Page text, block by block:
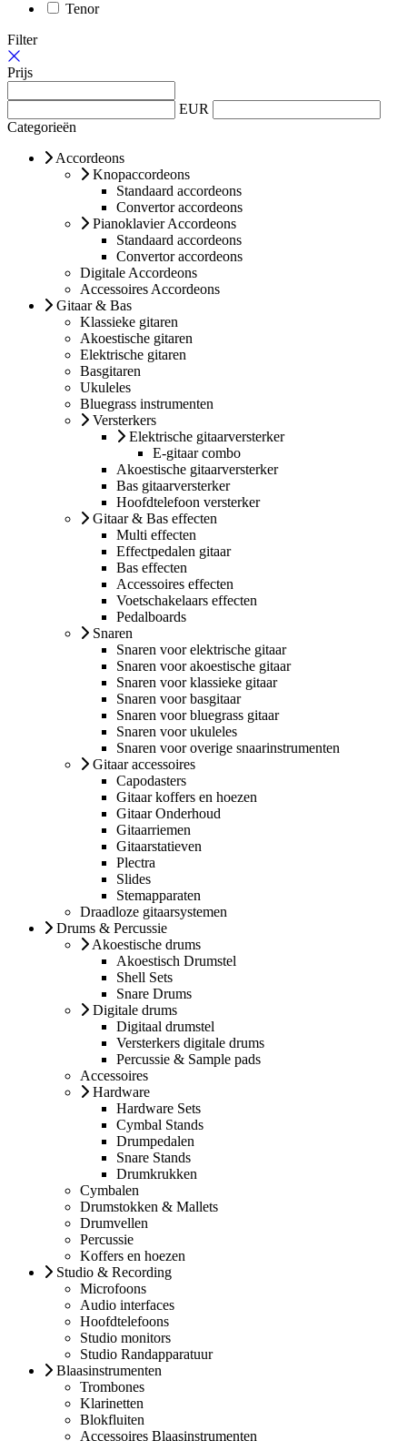
Tenor
Filter
Prijs
EUR
Categorieën
Accordeons
Knopaccordeons
Standaard accordeons
Convertor accordeons
Pianoklavier Accordeons
Standaard accordeons
Convertor accordeons
Digitale Accordeons
Accessoires Accordeons
Gitaar & Bas
Klassieke gitaren
Akoestische gitaren
Elektrische gitaren
Basgitaren
Ukuleles
Bluegrass instrumenten
Versterkers
Elektrische gitaarversterker
E-gitaar combo
Akoestische gitaarversterker
Bas gitaarversterker
Hoofdtelefoon versterker
Gitaar & Bas effecten
Multi effecten
Effectpedalen gitaar
Bas effecten
Accessoires effecten
Voetschakelaars effecten
Pedalboards
Snaren
Snaren voor elektrische gitaar
Snaren voor akoestische gitaar
Snaren voor klassieke gitaar
Snaren voor basgitaar
Snaren voor bluegrass gitaar
Snaren voor ukuleles
Snaren voor overige snaarinstrumenten
Gitaar accessoires
Capodasters
Gitaar koffers en hoezen
Gitaar Onderhoud
Gitaarriemen
Gitaarstatieven
Plectra
Slides
Stemapparaten
Draadloze gitaarsystemen
Drums & Percussie
Akoestische drums
Akoestisch Drumstel
Shell Sets
Snare Drums
Digitale drums
Digitaal drumstel
Versterkers digitale drums
Percussie & Sample pads
Accessoires
Hardware
Hardware Sets
Cymbal Stands
Drumpedalen
Snare Stands
Drumkrukken
Cymbalen
Drumstokken & Mallets
Drumvellen
Percussie
Koffers en hoezen
Studio & Recording
Microfoons
Audio interfaces
Hoofdtelefoons
Studio monitors
Studio Randapparatuur
Blaasinstrumenten
Trombones
Klarinetten
Blokfluiten
Accessoires Blaasinstrumenten